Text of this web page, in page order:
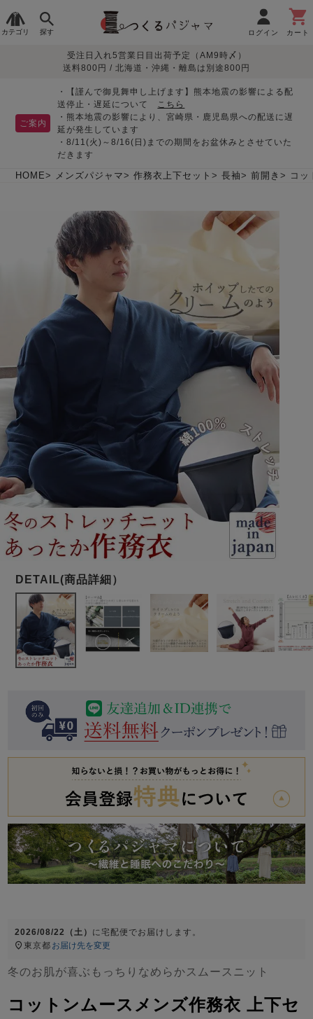
カテゴリ 探す ログイン カート
レディースパジャマ
夏 秋 冬
メンズパジャマ
春 秋 冬
ガールズパジャマ
春 夏 冬
生地で
さがす
オーガニック素材 サテン織り
サッカー/ちぢみ 楊
ニット/ストレッチ 起毛/フランネル
柄物
売れ筋ランキング
すべての生地一覧はこちら
目的別で
さがす
敏感肌用
パジャマ
入院・介護
胸が目立たない
マタニティ
パジャマ
体型別におすすめパジ
ルームウェア
インナーウェア カタログギフト
売れ筋ランキング
- Item Ranking -
- New Arrival -
目的別でさがす一覧はこちら
デザインで
さがす
パジャマ
前開き
羽織・バスロ
ーブ
上着単品
すべてのメン
ズ
パジャマ
長袖 七分袖
前開き スリーパー
作務衣
ーブ
上着単品
ズボン単品
すべてのキッ
ズ
ガールズ前開
き
ガールズかぶ
り
ボーイズ長袖
夏パジャマ特集 つくるパジャマとは
お支払い・送料・配送
について
返品・交換について
安心の日本製
SDGsの取り組み
受注日入れ5営業日目出荷予定（AM9時〆）
送料800円 / 北海道・沖縄・離島は別途800円
ご案内
・【謹んで御見舞申し上げます】熊本地震の影響による配
送停止・遅延について こちら
・熊本地震の影響により、宮崎県・鹿児島県への配送に遅
延が発生しています
・8/11(火)～8/16(日)までの期間をお盆休みとさせていた
だきます
HOME メンズパジャマ 作務衣上下セット 長袖 前開き コッ
2026/08/22（土） に宅配便 でお届けします。
東京都 お届け先を変更
冬のお肌が喜ぶもっちりなめらかスムースニット
コットンムースメンズ作務衣 上下セ